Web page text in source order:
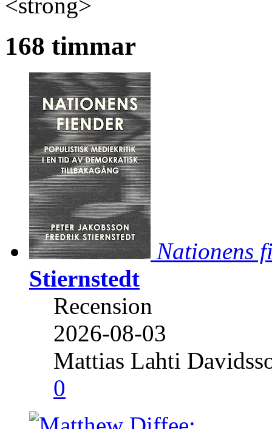
168 timmar
Nationens
Stiernstedt
Recension
2026-08-03
Mattias Lahti
0